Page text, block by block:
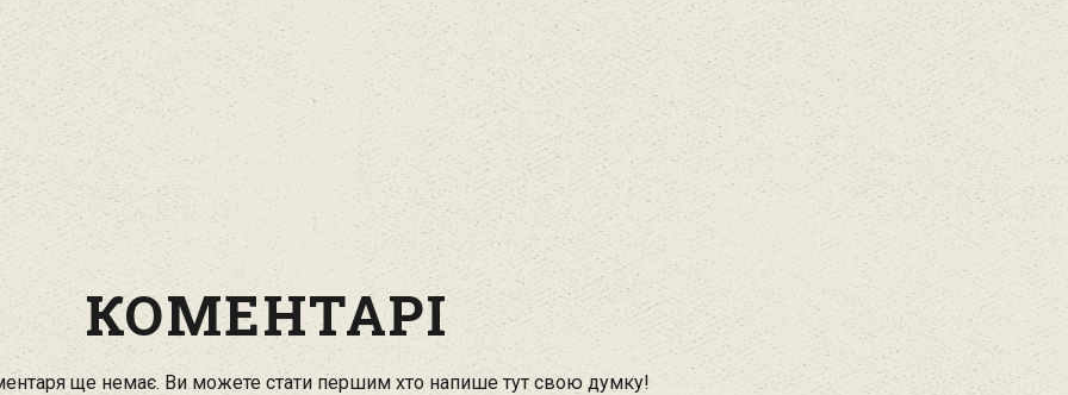
КОМЕНТАРІ
ще немає. Ви можете стати першим хто напише тут свою думку!